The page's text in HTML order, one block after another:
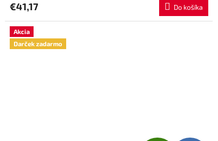
€41,17 Do košíka
Akcia
Darček zadarmo